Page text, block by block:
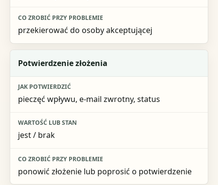
przekierować do osoby akceptującej
Potwierdzenie złożenia
pieczęć wpływu, e-mail zwrotny, status
jest / brak
ponowić złożenie lub poprosić o potwierdzenie